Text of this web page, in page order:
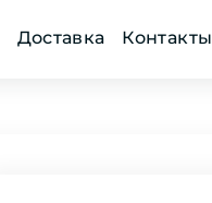
Доставка Контакты